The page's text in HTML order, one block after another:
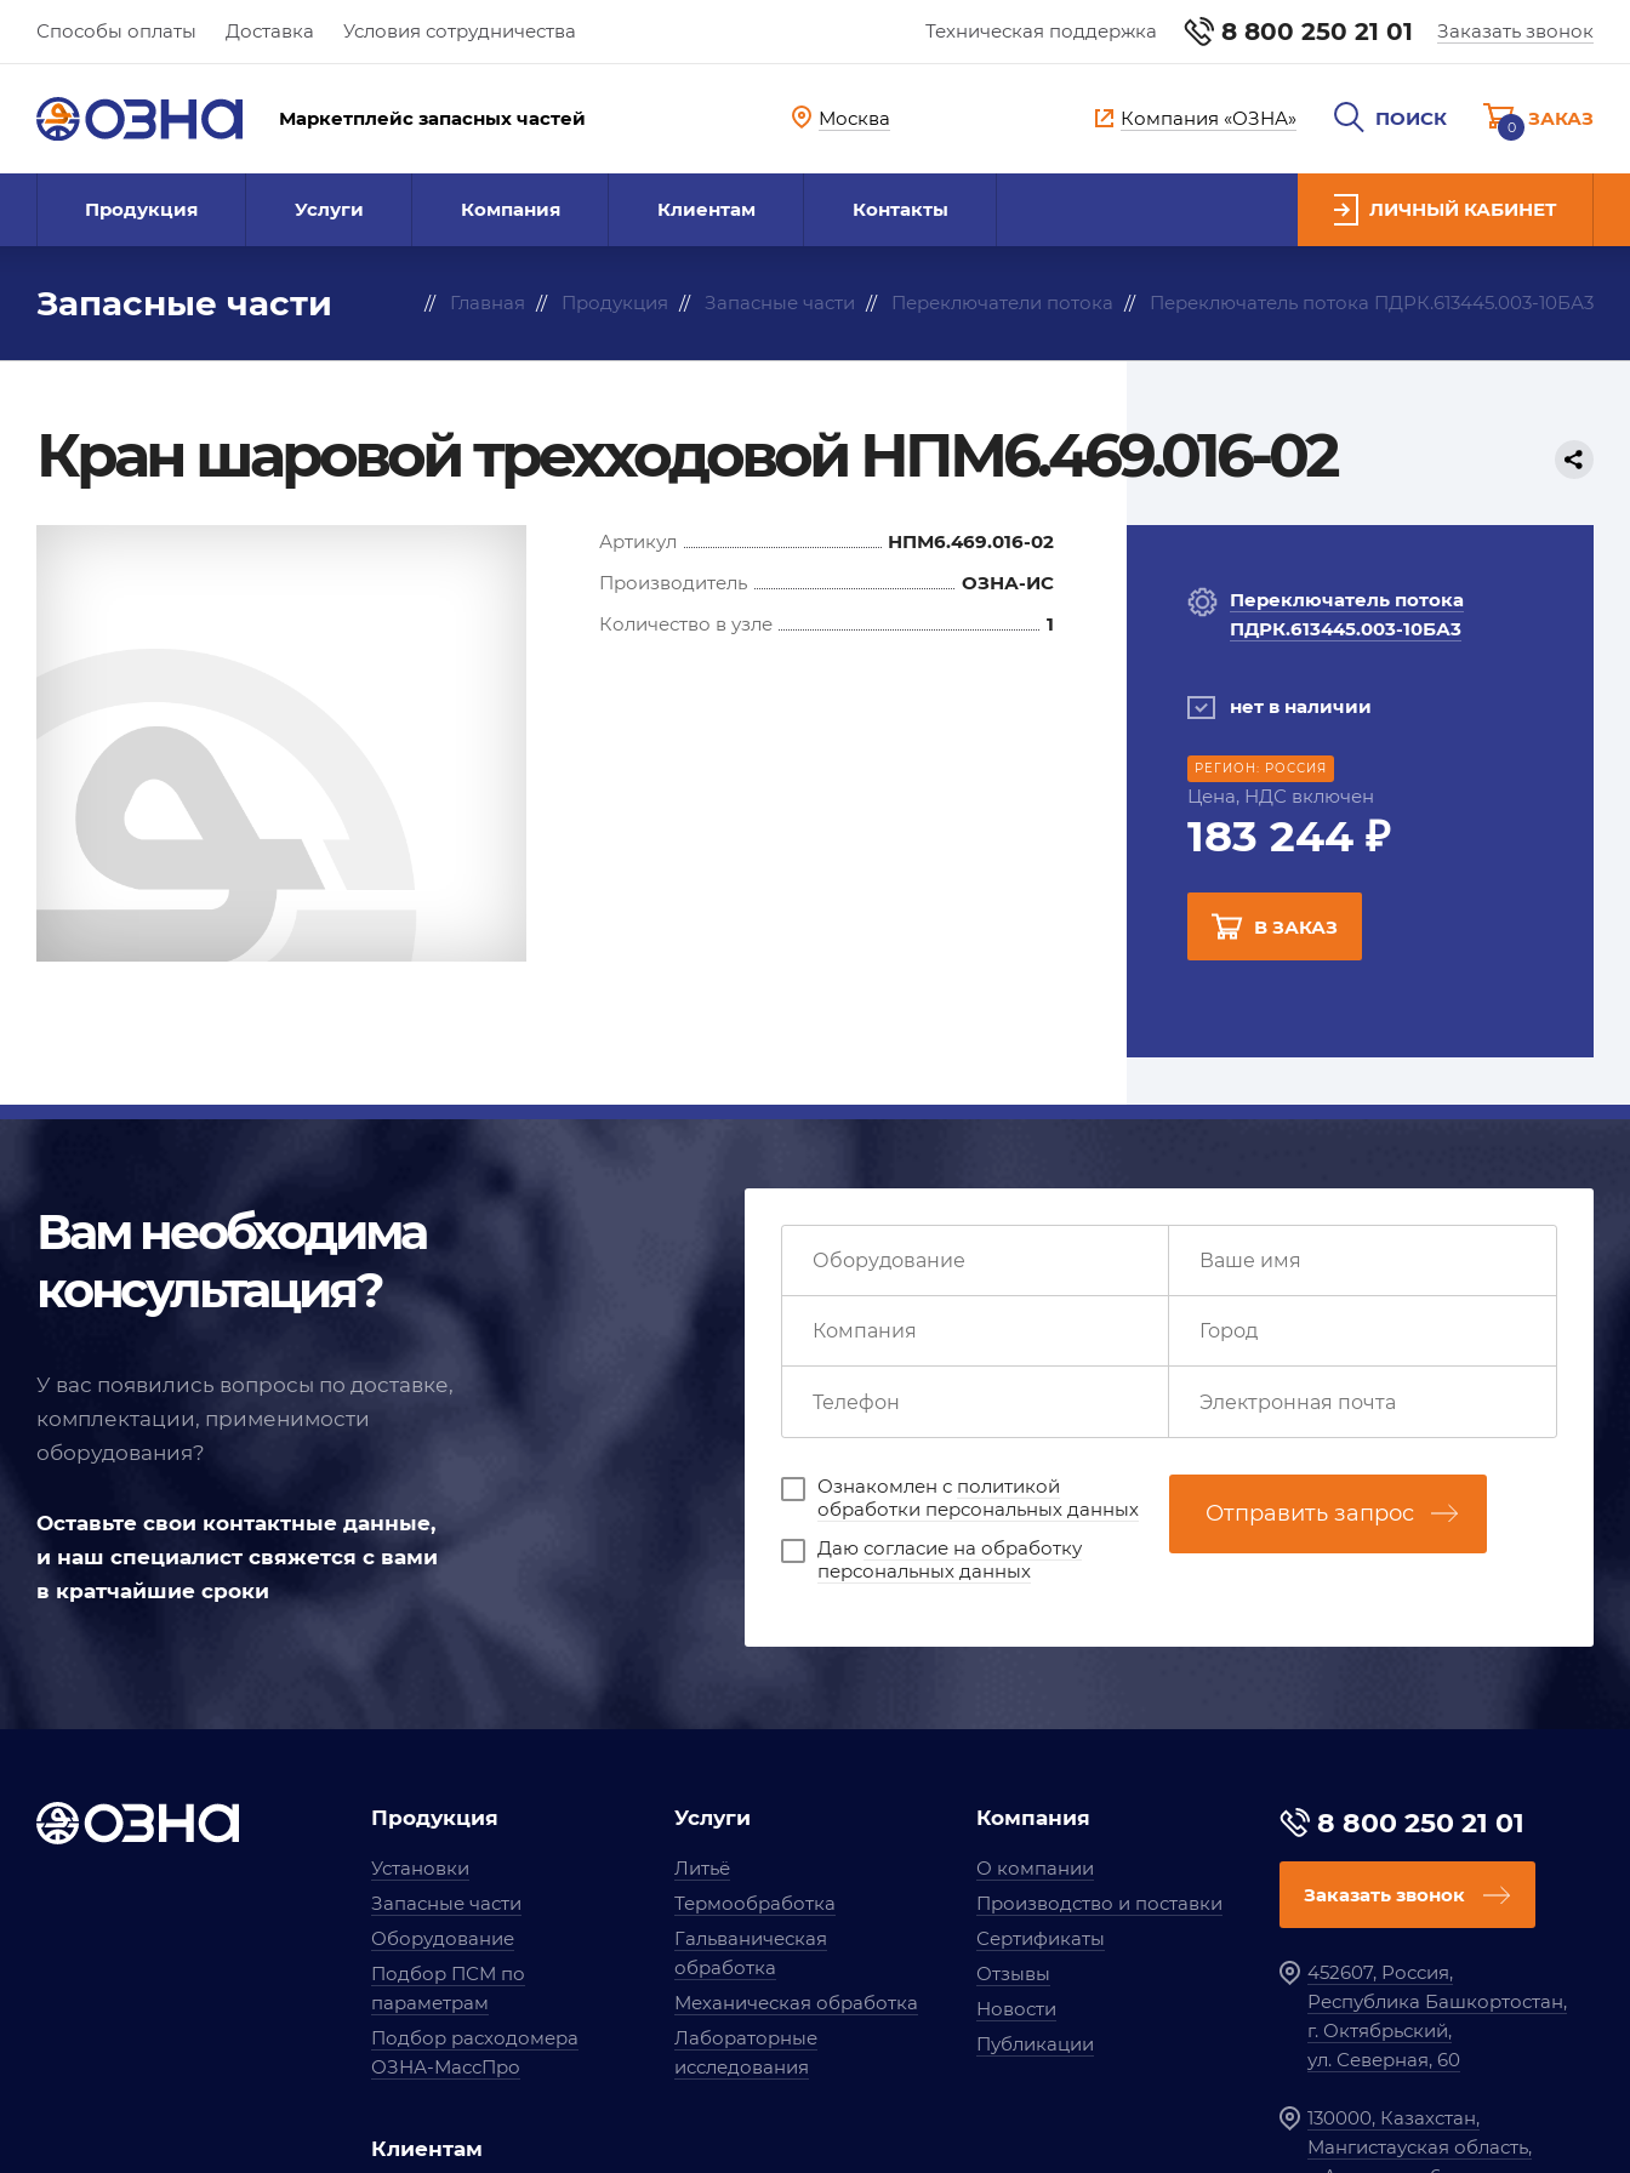
Способы оплаты Доставка Условия сотрудничества Техническая поддержка 8 800 250 21 01 Заказать звонок
Маркетплейс запасных частей Москва Компания «ОЗНА» ПОИСК 0 ЗАКАЗ
Продукция Услуги Компания Клиентам Контакты ЛИЧНЫЙ КАБИНЕТ
Запасные части Главная Продукция Запасные части Переключатели потока Переключатель потока ПДРК.613445.003-10БА3
Кран шаровой трехходовой НПМ6.469.016-02
Артикул
НПМ6.469.016-02
Производитель
ОЗНА-ИС
Количество в узле
1
Переключатель потока
ПДРК.613445.003-10БА3
нет в наличии
РЕГИОН: РОССИЯ
Цена, НДС включен
183 244 ₽
В ЗАКАЗ
Вам необходима
консультация?
У вас появились вопросы по доставке,
комплектации, применимости
оборудования?
Оставьте свои контактные данные,
и наш специалист свяжется с вами
в кратчайшие сроки
Ознакомлен с политикой
обработки персональных данных
Даю согласие на обработку
персональных данных
Отправить запрос
Продукция
Установки
Запасные части
Оборудование
Подбор ПСМ по
параметрам
Подбор расходомера
ОЗНА-МассПро
Клиентам
Услуги
Литьё
Термообработка
Гальваническая
обработка
Механическая обработка
Лабораторные
исследования
Компания
О компании
Производство и поставки
Сертификаты
Отзывы
Новости
Публикации
8 800 250 21 01
Заказать звонок
452607, Россия,
Республика Башкортостан,
г. Октябрьский,
ул. Северная, 60
130000, Казахстан,
Мангистауская область,